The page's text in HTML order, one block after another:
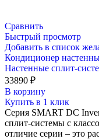
Сравнить
Быстрый просмотр
Добавить в список
Кондиционер
Настенные сплит-
33890 ₽
В корзину
Купить в 1 клик
Серия SMART DC
сплит-системы с
отличие серии – это